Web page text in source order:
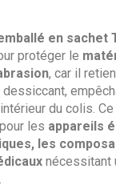
en sachet
protéger le
, car il
du colis.
les appareils
les
nécessitant